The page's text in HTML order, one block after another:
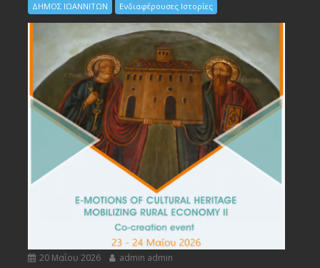
ΔΗΜΟΣ ΙΩΑΝΝΙΤΩΝ Ενδιαφέρουσες Ιστορίες
20 Μαΐου 2026 admin admin